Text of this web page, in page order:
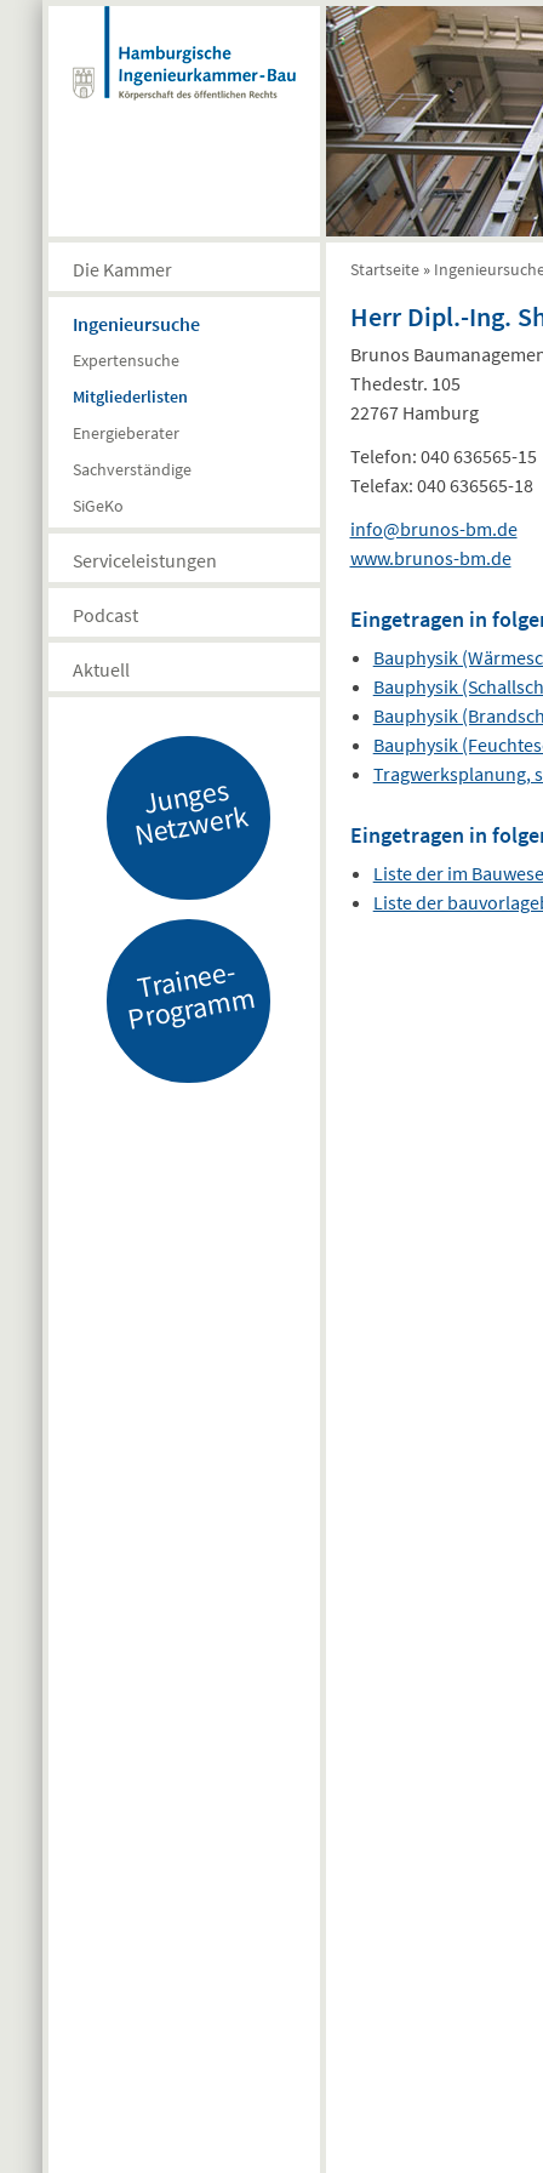
Direkt zum Inhalt
Die Kammer
Ingenieursuche
Expertensuche
Mitgliederlisten
Energieberater
Sachverständige
SiGeKo
Serviceleistungen
Podcast
Aktuell
J
u
n
g
es
N
etz
w
er
k
Tr
ai
n
e
e-
Pr
o
gr
a
m
m
Sie sind hier
Startseite »
Herr Dipl.-Ing.
Brunos
Thedestr. 105
22767 Hamburg
Telefon: 040 636565-15
Telefax: 040 636565-18
info@brunos-bm.de
www.brunos-bm.de
Eingetragen in
Bauphysik
Bauphysik
Bauphysik
Bauphysik
Tragwerksplanung,
Eingetragen in
Liste der im
Liste der